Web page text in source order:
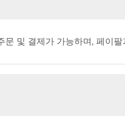
및 결제가 가능하며, 페이